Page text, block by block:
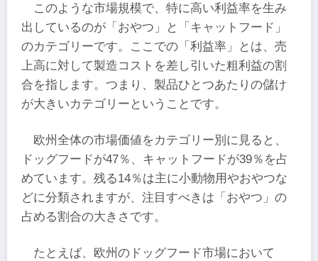
このような市場規模で、特に高い利益率を生み
出しているのが「おやつ」と「キャットフード」
のカテゴリーです。ここでの「利益率」とは、売
上高に対して製造コストを差し引いた粗利益の割
合を指します。つまり、製品ひとつあたりの儲け
が大きいカテゴリーということです。
欧州全体の市場価値をカテゴリー別に見ると、
ドッグフードが47％、キャットフードが39％を占
めています。残る14％は主に小動物用やおやつな
どに分類されますが、注目すべきは「おやつ」の
占める割合の大きさです。
たとえば、欧州のドッグフード市場において